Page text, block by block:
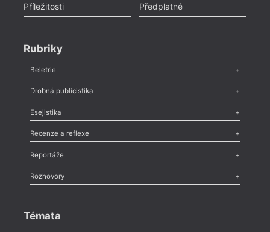
Příležitosti
Předplatné
Rubriky
Beletrie
Poezie,Próza,Dokumenty
Drobná publicistika
Odlesk
Nekrolog,Glosa,Sloupek,Pozvánka,Literární soutěž,
Esejistika
Esej ,Pádlo,Úvaha
Recenze a reflexe
Recenze
Méně slov o próze,Celá rubrika
Reportáže
Literární zítřky
Celá rubrika
Rozhovory
Témata